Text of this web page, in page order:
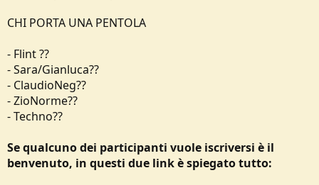
CHI PORTA UNA PENTOLA
- Flint ??
- Sara/Gianluca??
- ClaudioNeg??
- ZioNorme??
- Techno??
Se qualcuno dei participanti vuole iscriversi è il
benvenuto, in questi due link è spiegato tutto: